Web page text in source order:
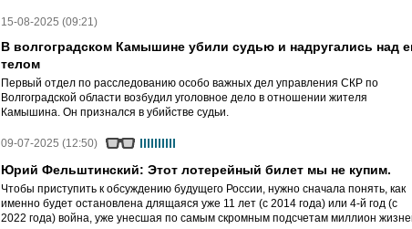
15-08-2025 (09:21)
В волгоградском Камышине убили судью и надругались над
телом
Первый отдел по расследованию особо важных дел управления СКР по
Волгоградской области возбудил уголовное дело в отношении жителя
Камышина. Он признался в убийстве судьи.
09-07-2025 (12:50)
Юрий Фельштинский: Этот лотерейный билет мы не купим.
Чтобы приступить к обсуждению будущего России, нужно сначала понять, как
именно будет остановлена длящаяся уже 11 лет (с 2014 года) или 4-й год (с
2022 года) война, уже унесшая по самым скромным подсчетам миллион